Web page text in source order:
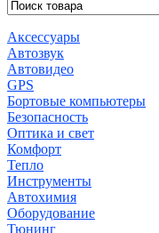
Аксессуары
Автозвук
Автовидео
GPS
Бортовые компьютеры
Безопасность
Оптика и свет
Комфорт
Тепло
Инструменты
Автохимия
Оборудование
Тюнинг